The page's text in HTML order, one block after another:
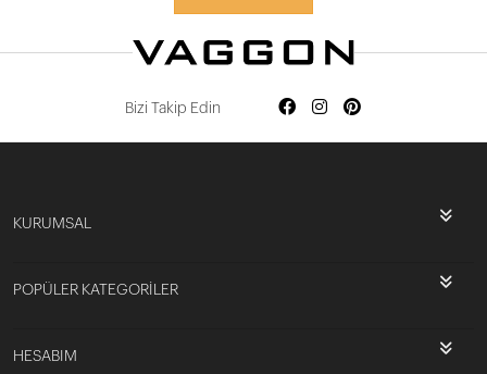
Bizi Takip Edin
KURUMSAL
POPÜLER KATEGORİLER
HESABIM